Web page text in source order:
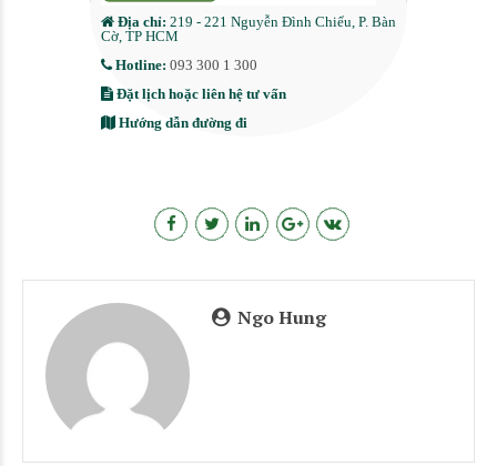
Địa chỉ: 219 - 221 Nguyễn Đình Chiểu, P. Bàn
Cờ, TP HCM
Hotline: 093 300 1 300
Đặt lịch hoặc liên hệ tư vấn
Hướng dẫn đường đi
Ngo Hung